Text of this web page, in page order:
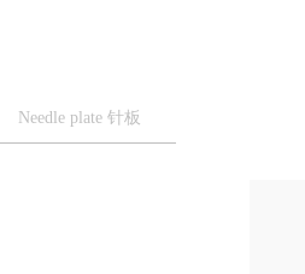
Needle plate 针板